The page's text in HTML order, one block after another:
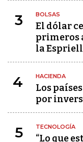
3 BOLSAS
El dólar
primeros
la
4 HACIENDA
Los
por
5 TECNOLOGÍA
“Lo que